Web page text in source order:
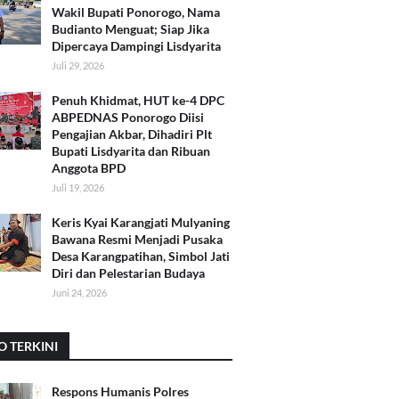
Wakil Bupati Ponorogo, Nama
Budianto Menguat; Siap Jika
Dipercaya Dampingi Lisdyarita
Juli 29, 2026
Penuh Khidmat, HUT ke-4 DPC
ABPEDNAS Ponorogo Diisi
Pengajian Akbar, Dihadiri Plt
Bupati Lisdyarita dan Ribuan
Anggota BPD
Juli 19, 2026
Keris Kyai Karangjati Mulyaning
Bawana Resmi Menjadi Pusaka
Desa Karangpatihan, Simbol Jati
Diri dan Pelestarian Budaya
Juni 24, 2026
TERKINI
Respons Humanis Polres